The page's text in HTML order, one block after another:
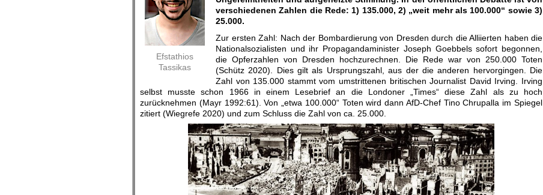
Efstathios
Tassikas
verschiedenen Zahlen die Rede: 1) 135.000, 2) „weit mehr als 100.000“ sowie 3)
25.000.
Zur ersten Zahl: Nach der Bombardierung von Dresden durch die Alliierten haben die
Nationalsozialisten und ihr Propagandaminister Joseph Goebbels sofort begonnen,
die Opferzahlen von Dresden hochzurechnen. Die Rede war von 250.000 Toten
(Schütz 2020). Dies gilt als Ursprungszahl, aus der die anderen hervorgingen. Die
Zahl von 135.000 stammt vom umstrittenen britischen Journalist David Irving. Irving
selbst musste schon 1966 in einem Lesebrief an die Londoner „Times“ diese Zahl als zu hoch
zurücknehmen (Mayr 1992:61). Von „etwa 100.000“ Toten wird dann AfD-Chef Tino Chrupalla im Spiegel
zitiert (Wiegrefe 2020) und zum Schluss die Zahl von ca. 25.000.